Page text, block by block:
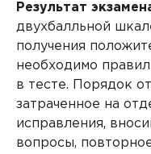
Вебинары
Результат
двухбалльной
получения
необходимо
в тесте. Порядок
затраченное на
исправления,
вопросы,